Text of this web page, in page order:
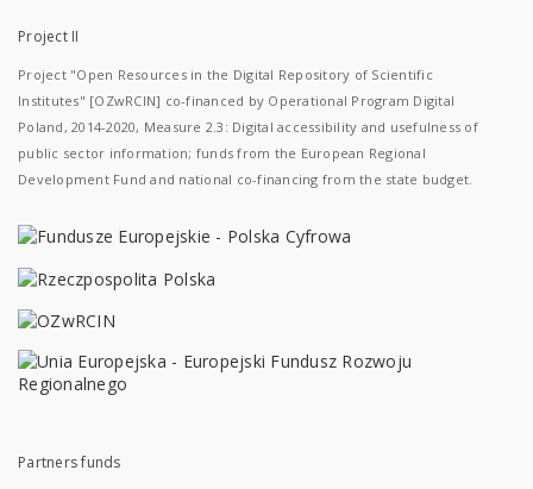
Project II
Project "Open Resources in the Digital Repository of Scientific
Institutes" [OZwRCIN] co-financed by Operational Program Digital
Poland, 2014-2020, Measure 2.3: Digital accessibility and usefulness of
public sector information; funds from the European Regional
Development Fund and national co-financing from the state budget.
Partners funds